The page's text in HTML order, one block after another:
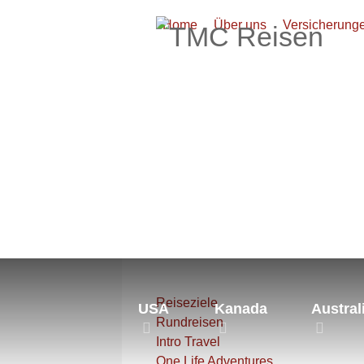
Home Über uns
USA Kanada
Reiseziele
Rundreisen
Intro Travel
One Life Adventures